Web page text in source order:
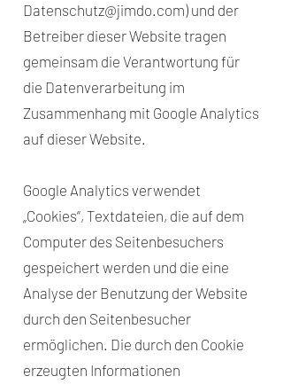
Datenschutz@jimdo.com) und der
Betreiber dieser Website tragen
gemeinsam die Verantwortung für
die Datenverarbeitung im
Zusammenhang mit Google Analytics
auf dieser Website.
Google Analytics verwendet
„Cookies“, Textdateien, die auf dem
Computer des Seitenbesuchers
gespeichert werden und die eine
Analyse der Benutzung der Website
durch den Seitenbesucher
ermöglichen. Die durch den Cookie
erzeugten Informationen